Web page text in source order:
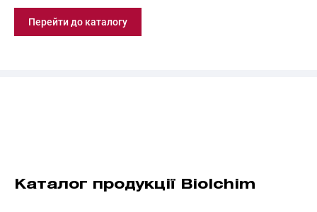
Перейти до каталогу
Каталог продукції Biolchim